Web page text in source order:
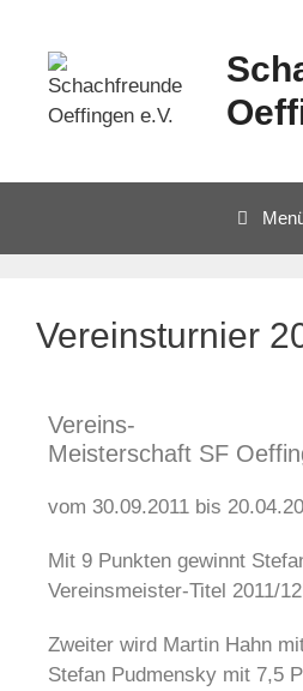
Vereinsturnier
Vereins-
Meisterschaft SF
vom 30.09.2011 bis
Mit 9 Punkten gewinnt
Vereinsmeister-Titel 2011/
Zweiter wird Martin Hahn
Stefan Pudmensky mit 7,5